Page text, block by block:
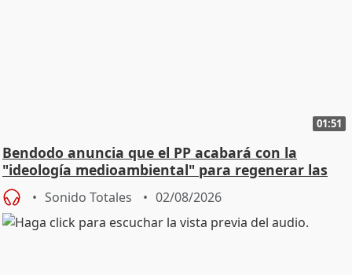
01:51
Bendodo anuncia que el PP acabará con la
"ideología medioambiental" para regenerar las
playas
Sonido Totales 02/08/2026